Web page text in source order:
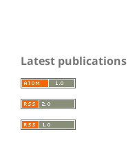
Latest publications